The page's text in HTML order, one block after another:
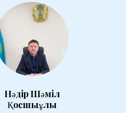
Нәдір Шәміл
Қосшыұлы